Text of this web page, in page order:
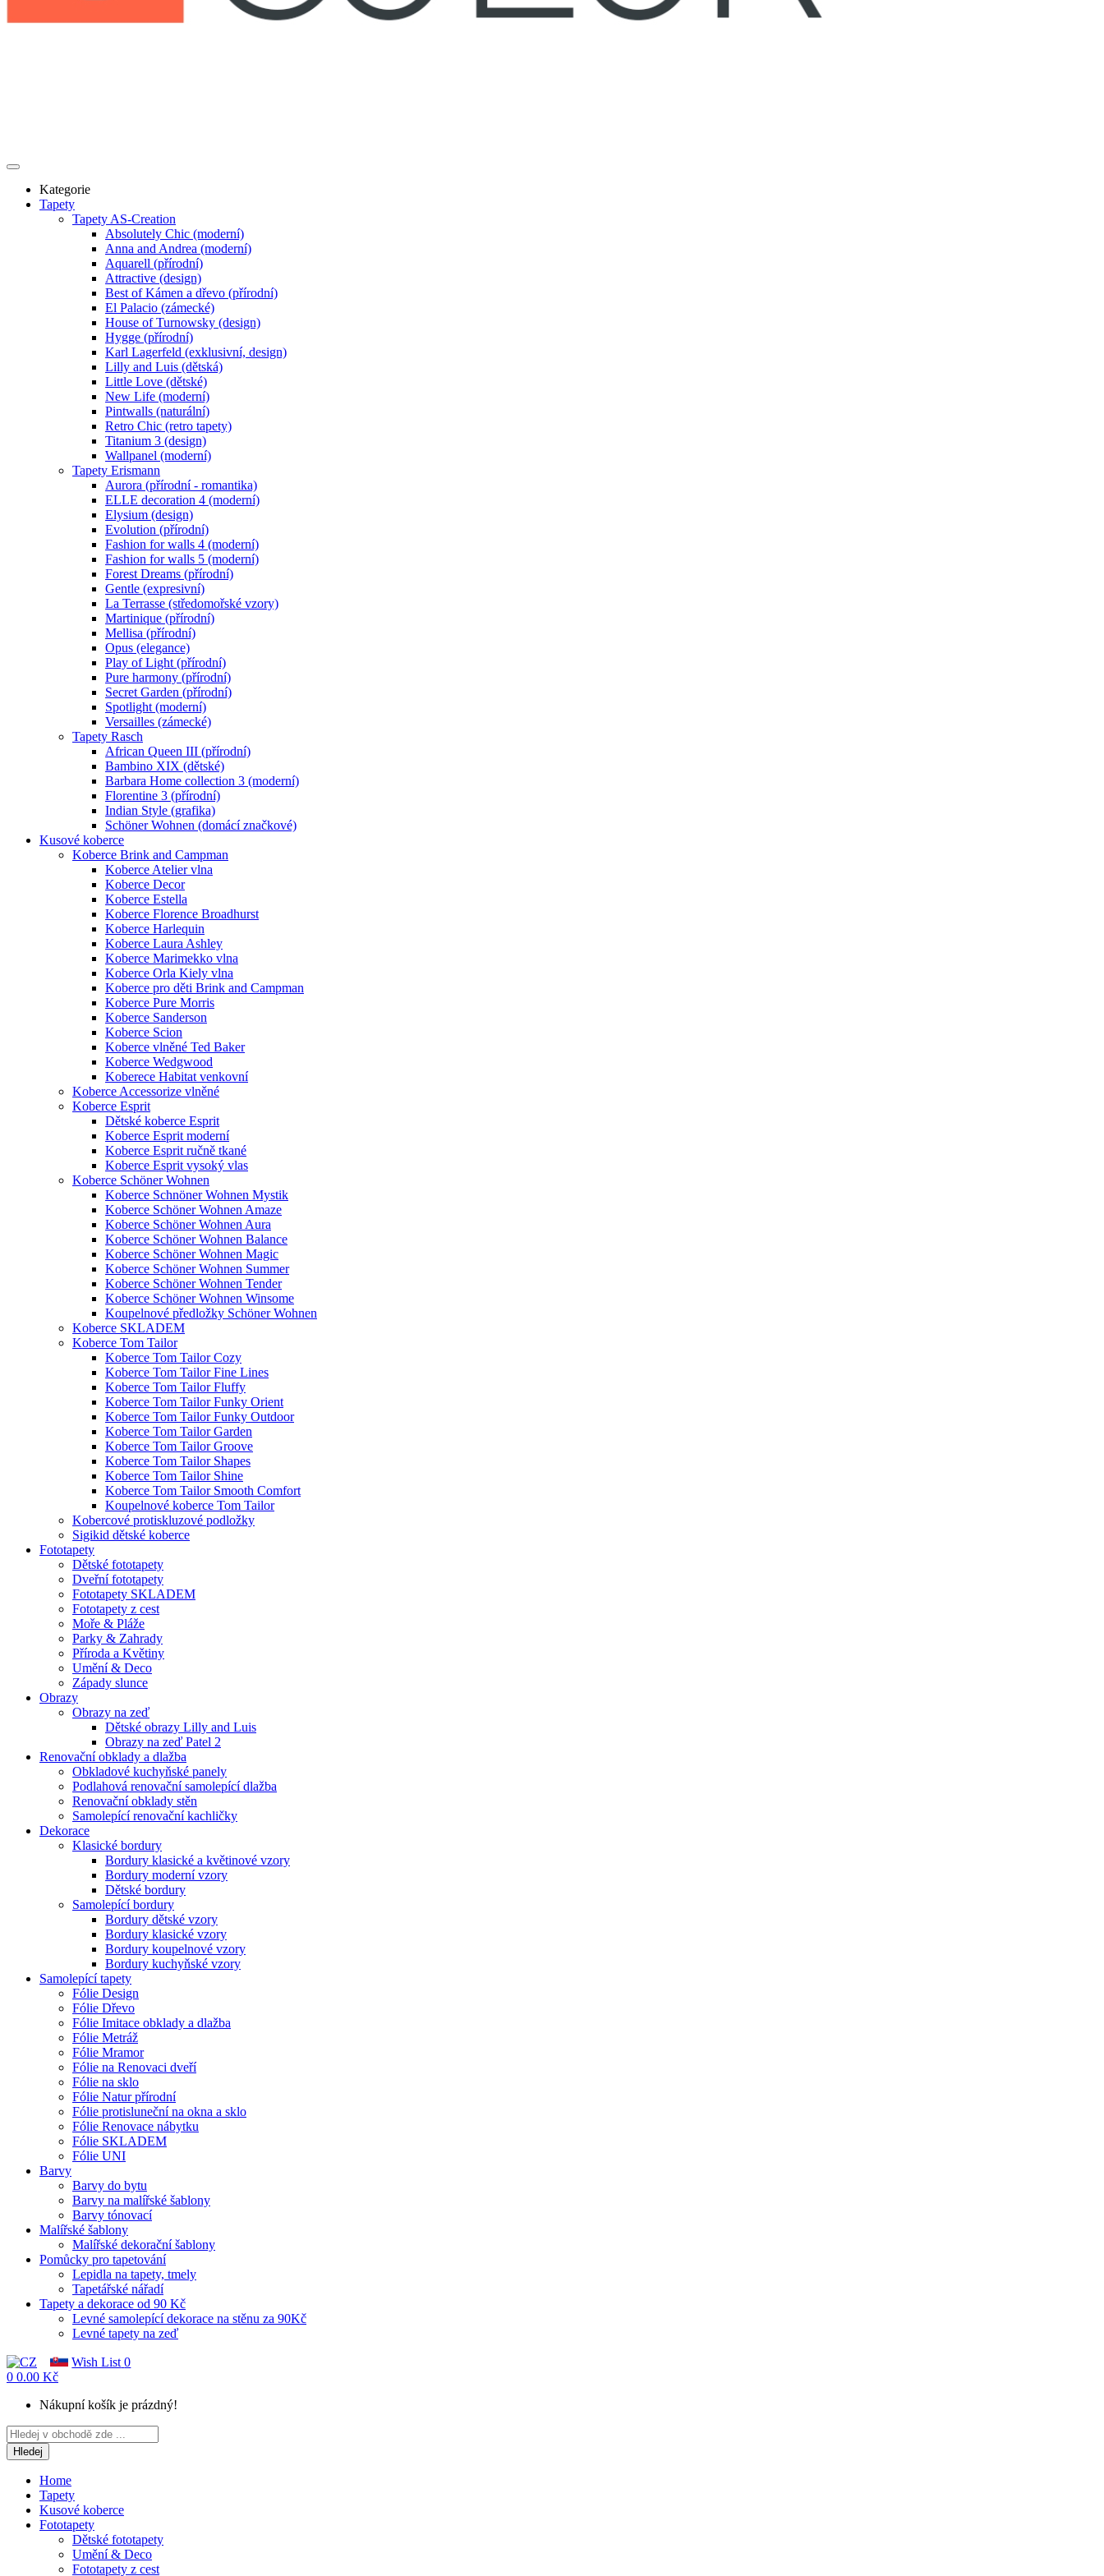
Kategorie
Tapety
Tapety AS-Creation
Absolutely Chic (moderní)
Anna and Andrea (moderní)
Aquarell (přírodní)
Attractive (design)
Best of Kámen a dřevo (přírodní)
El Palacio (zámecké)
House of Turnowsky (design)
Hygge (přírodní)
Karl Lagerfeld (exklusivní, design)
Lilly and Luis (dětská)
Little Love (dětské)
New Life (moderní)
Pintwalls (naturální)
Retro Chic (retro tapety)
Titanium 3 (design)
Wallpanel (moderní)
Tapety Erismann
Aurora (přírodní - romantika)
ELLE decoration 4 (moderní)
Elysium (design)
Evolution (přírodní)
Fashion for walls 4 (moderní)
Fashion for walls 5 (moderní)
Forest Dreams (přírodní)
Gentle (expresivní)
La Terrasse (středomořské vzory)
Martinique (přírodní)
Mellisa (přírodní)
Opus (elegance)
Play of Light (přírodní)
Pure harmony (přírodní)
Secret Garden (přírodní)
Spotlight (moderní)
Versailles (zámecké)
Tapety Rasch
African Queen III (přírodní)
Bambino XIX (dětské)
Barbara Home collection 3 (moderní)
Florentine 3 (přírodní)
Indian Style (grafika)
Schöner Wohnen (domácí značkové)
Kusové koberce
Koberce Brink and Campman
Koberce Atelier vlna
Koberce Decor
Koberce Estella
Koberce Florence Broadhurst
Koberce Harlequin
Koberce Laura Ashley
Koberce Marimekko vlna
Koberce Orla Kiely vlna
Koberce pro děti Brink and Campman
Koberce Pure Morris
Koberce Sanderson
Koberce Scion
Koberce vlněné Ted Baker
Koberce Wedgwood
Koberece Habitat venkovní
Koberce Accessorize vlněné
Koberce Esprit
Dětské koberce Esprit
Koberce Esprit moderní
Koberce Esprit ručně tkané
Koberce Esprit vysoký vlas
Koberce Schöner Wohnen
Koberce Schnöner Wohnen Mystik
Koberce Schöner Wohnen Amaze
Koberce Schöner Wohnen Aura
Koberce Schöner Wohnen Balance
Koberce Schöner Wohnen Magic
Koberce Schöner Wohnen Summer
Koberce Schöner Wohnen Tender
Koberce Schöner Wohnen Winsome
Koupelnové předložky Schöner Wohnen
Koberce SKLADEM
Koberce Tom Tailor
Koberce Tom Tailor Cozy
Koberce Tom Tailor Fine Lines
Koberce Tom Tailor Fluffy
Koberce Tom Tailor Funky Orient
Koberce Tom Tailor Funky Outdoor
Koberce Tom Tailor Garden
Koberce Tom Tailor Groove
Koberce Tom Tailor Shapes
Koberce Tom Tailor Shine
Koberce Tom Tailor Smooth Comfort
Koupelnové koberce Tom Tailor
Kobercové protiskluzové podložky
Sigikid dětské koberce
Fototapety
Dětské fototapety
Dveřní fototapety
Fototapety SKLADEM
Fototapety z cest
Moře & Pláže
Parky & Zahrady
Příroda a Květiny
Umění & Deco
Západy slunce
Obrazy
Obrazy na zeď
Dětské obrazy Lilly and Luis
Obrazy na zeď Patel 2
Renovační obklady a dlažba
Obkladové kuchyňské panely
Podlahová renovační samolepící dlažba
Renovační obklady stěn
Samolepící renovační kachličky
Dekorace
Klasické bordury
Bordury klasické a květinové vzory
Bordury moderní vzory
Dětské bordury
Samolepící bordury
Bordury dětské vzory
Bordury klasické vzory
Bordury koupelnové vzory
Bordury kuchyňské vzory
Samolepící tapety
Fólie Design
Fólie Dřevo
Fólie Imitace obklady a dlažba
Fólie Metráž
Fólie Mramor
Fólie na Renovaci dveří
Fólie na sklo
Fólie Natur přírodní
Fólie protisluneční na okna a sklo
Fólie Renovace nábytku
Fólie SKLADEM
Fólie UNI
Barvy
Barvy do bytu
Barvy na malířské šablony
Barvy tónovací
Malířské šablony
Malířské dekorační šablony
Pomůcky pro tapetování
Lepidla na tapety, tmely
Tapetářské nářadí
Tapety a dekorace od 90 Kč
Levné samolepící dekorace na stěnu za 90Kč
Levné tapety na zeď
Wish List 0
0 0.00 Kč
Nákupní košík je prázdný!
Hledej
Home
Tapety
Kusové koberce
Fototapety
Dětské fototapety
Umění & Deco
Fototapety z cest